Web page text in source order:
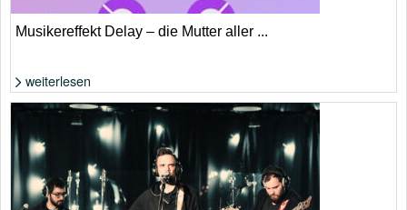
Musikereffekt Delay – die Mutter aller ...
weiterlesen